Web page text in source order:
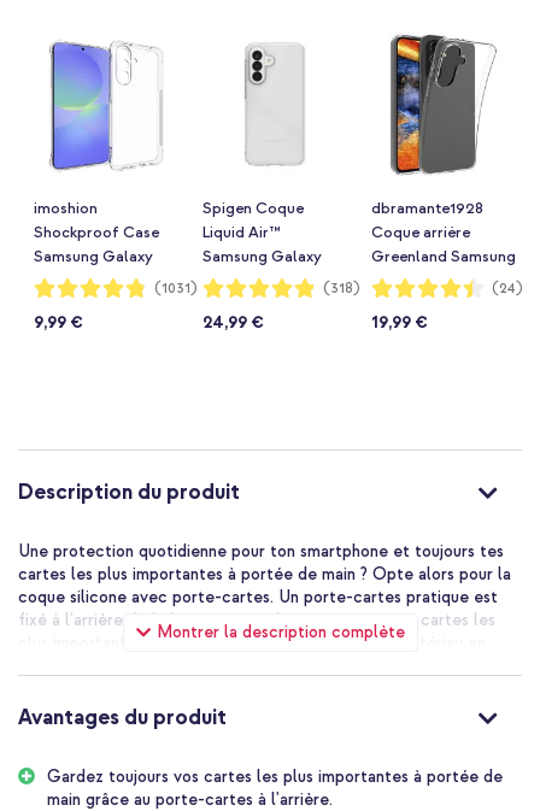
imoshion
Shockproof Case
Samsung Galaxy
A37 (5G) -
Notation:
96%
(1031)
9,99 €
Spigen Coque
Liquid Air™
Samsung Galaxy
A37 (5G) - Crystal
Notation:
97%
(318)
24,99 €
dbramante1928
Coque arrière
Greenland Samsung
Galaxy A37 (5G) -
Notation:
88%
(24)
19,99 €
Description du produit
Montrer la description complète
Une protection quotidienne pour ton smartphone et toujours tes
cartes les plus importantes à portée de main ? Opte alors pour la
coque silicone avec porte-cartes. Un porte-cartes pratique est
fixé à l'arrière de la housse, tu as donc toujours tes 2 cartes les
plus importantes avec toi. La coque est faite d'un matériau en
contre une chute ou un choc. Grâce au matériau transparent, le
design élégant de ton appareil reste bien visible. Enfin, la housse
fin.
Avantages du produit
Gardez toujours vos cartes les plus importantes à portée de
main grâce au porte-cartes à l'arrière.